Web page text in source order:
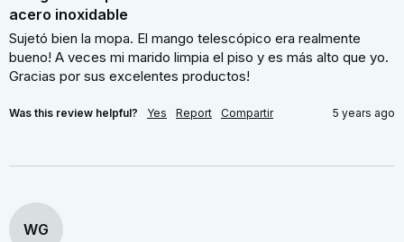
acero inoxidable
Sujetó bien la mopa. El mango telescópico era realmente
bueno! A veces mi marido limpia el piso y es más alto que yo.
Gracias por sus excelentes productos!
Was this review helpful? Yes Report Compartir 5 years ago
WG